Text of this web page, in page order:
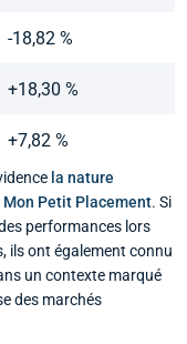
-18,82 %
+18,30 %
+7,82 %
la nature
Petit Placement. Si
performances lors
ils ont également connu
un contexte marqué
des marchés